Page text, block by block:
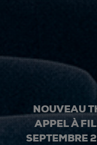
NOUVEAU
APPEL À
SEPTEMBRE